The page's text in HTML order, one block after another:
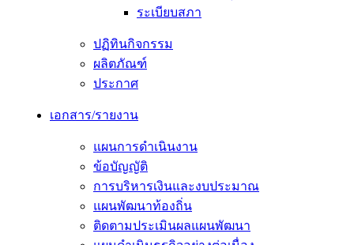
ระเบียบสภา
ปฏิทินกิจกรรม
ผลิตภัณฑ์
ประกาศ
เอกสาร/รายงาน
แผนการดำเนินงาน
ข้อบัญญัติ
การบริหารเงินและงบประมาณ
แผนพัฒนาท้องถิ่น
ติดตามประเมินผลแผนพัฒนา